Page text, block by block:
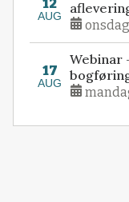
12
AUG
onsdag
17
AUG
Webinar